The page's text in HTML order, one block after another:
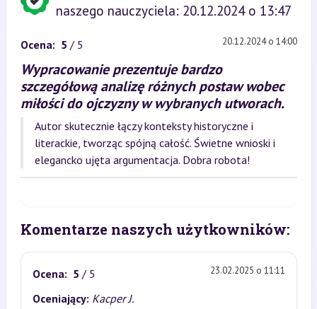
naszego nauczyciela: 20.12.2024 o 13:47
Ocena: 5 / 5 20.12.2024 o 14:00
Wypracowanie prezentuje bardzo
szczegółową analizę różnych postaw wobec
miłości do ojczyzny w wybranych utworach.
Autor skutecznie łączy konteksty historyczne i
literackie, tworząc spójną całość. Świetne wnioski i
elegancko ujęta argumentacja. Dobra robota!
Komentarze naszych użytkowników:
Ocena: 5 / 5 23.02.2025 o 11:11
Oceniający: Kacper J.